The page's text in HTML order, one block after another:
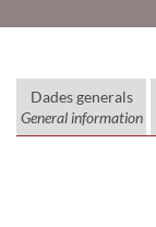
Dades generals
General information